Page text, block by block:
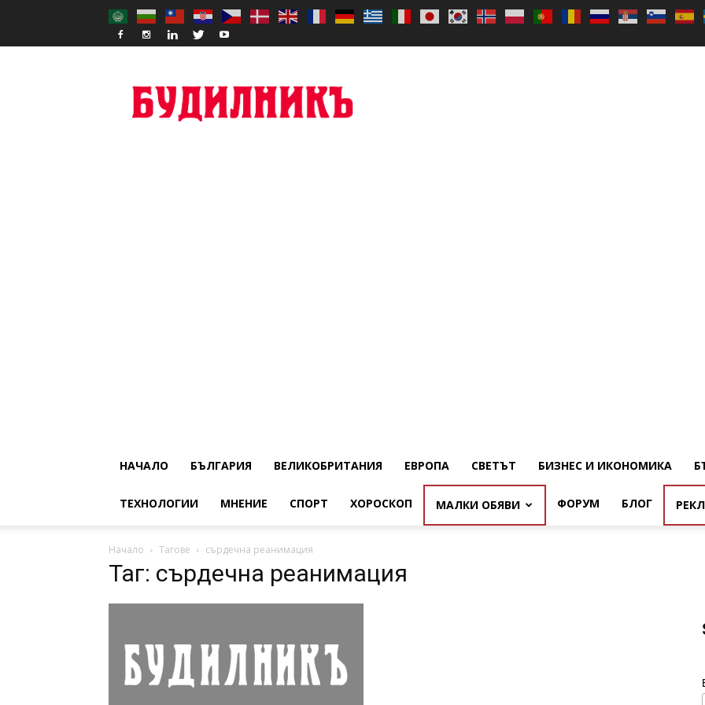
НАЧАЛО БЪЛГАРИЯ ВЕЛИКОБРИТАНИЯ ЕВРОПА СВЕТЪТ БИЗНЕС И ИКОНОМИКА
ТЕХНОЛОГИИ МНЕНИЕ СПОРТ ХОРОСКОП МАЛКИ ОБЯВИ ФОРУМ БЛОГ
Начало Тагове сърдечна реанимация
Таг: сърдечна реанимация